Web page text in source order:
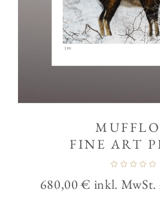
FINE ART
680,00€ inkl. MwSt.